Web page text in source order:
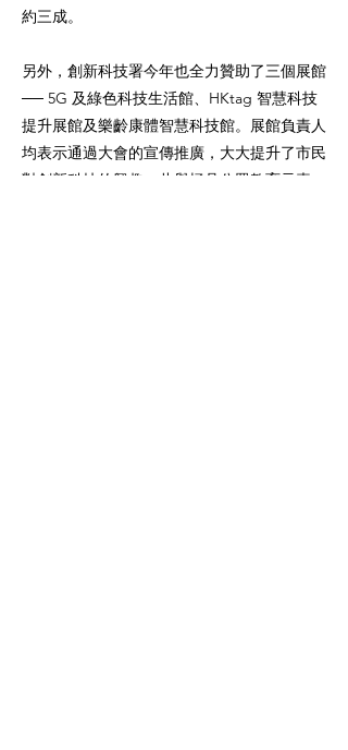
約三成。
另外，創新科技署今年也全力贊助了三個展館
── 5G 及綠色科技生活館、HKtag 智慧科技
提升展館及樂齡康體智慧科技館。展館負責人
均表示通過大會的宣傳推廣，大大提升了市民
對創新科技的興趣，此舉極具公眾教育元素，